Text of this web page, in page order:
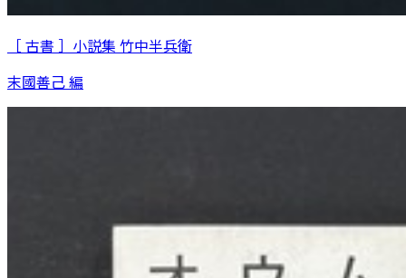
［ 古書 ］小説集 竹中半兵衛
末國善己 編